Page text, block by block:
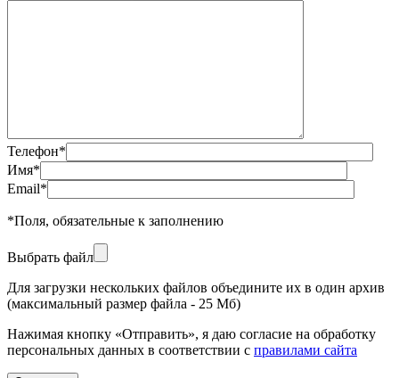
Телефон*
Имя*
Email*
*Поля, обязательные к заполнению
Выбрать файл
Для загрузки нескольких файлов объедините их в один архив
(максимальный размер файла - 25 Мб)
Нажимая кнопку «Отправить», я даю согласие на обработку
персональных данных в соответствии с правилами сайта